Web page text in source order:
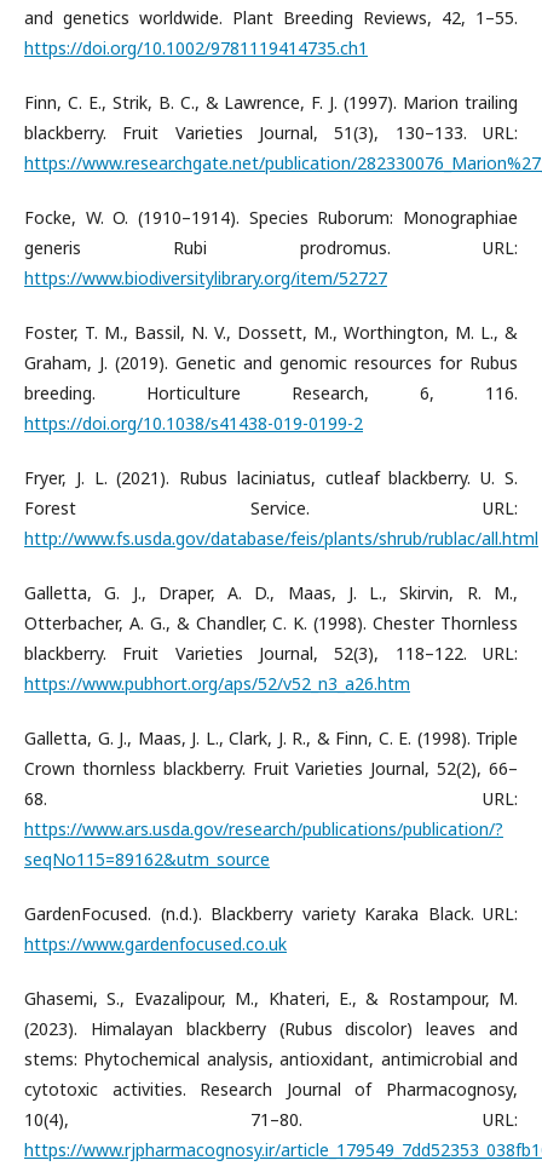
and genetics worldwide. Plant Breeding Reviews, 42, 1–55.
https://doi.org/10.1002/9781119414735.ch1
Finn, C. E., Strik, B. C., & Lawrence, F. J. (1997). Marion trailing
blackberry. Fruit Varieties Journal, 51(3), 130–133. URL:
https://www.researchgate.net/publication/
Focke, W. O. (1910–1914). Species Ruborum: Monographiae
generis Rubi prodromus. URL:
https://www.biodiversitylibrary.org/item/52727
Foster, T. M., Bassil, N. V., Dossett, M., Worthington, M. L., &
Graham, J. (2019). Genetic and genomic resources for Rubus
breeding. Horticulture Research, 6, 116.
https://doi.org/10.1038/s41438-019-0199-2
Fryer, J. L. (2021). Rubus laciniatus, cutleaf blackberry. U. S.
Forest Service. URL:
http://www.fs.usda.gov/database/feis/plants/shrub/rublac/all.html
Galletta, G. J., Draper, A. D., Maas, J. L., Skirvin, R. M.,
Otterbacher, A. G., & Chandler, C. K. (1998). Chester Thornless
blackberry. Fruit Varieties Journal, 52(3), 118–122. URL:
https://www.pubhort.org/aps/52/v52_n3_a26.htm
Galletta, G. J., Maas, J. L., Clark, J. R., & Finn, C. E. (1998). Triple
Crown thornless blackberry. Fruit Varieties Journal, 52(2), 66–
68. URL:
https://www.ars.usda.gov/research/publications/publication/?
seqNo115=89162&utm_source
GardenFocused. (n.d.). Blackberry variety Karaka Black. URL:
https://www.gardenfocused.co.uk
Ghasemi, S., Evazalipour, M., Khateri, E., & Rostampour, M.
(2023). Himalayan blackberry (Rubus discolor) leaves and
stems: Phytochemical analysis, antioxidant, antimicrobial and
cytotoxic activities. Research Journal of Pharmacognosy,
10(4), 71–80. URL:
https://www.rjpharmacognosy.ir/